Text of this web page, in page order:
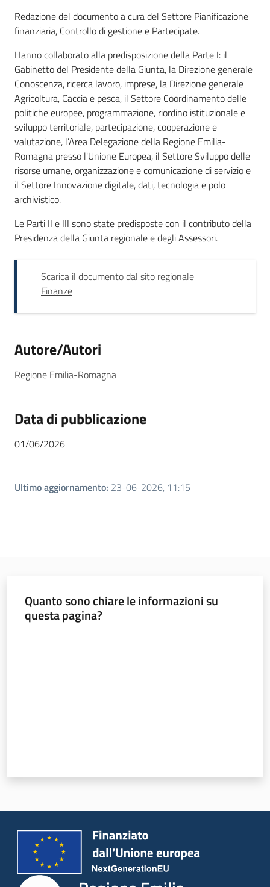
Regione
Emilia-
Romagna
Regione
Novità
Servizi
Leggi Atti Bandi
Argomenti
Redazione del documento a cura del Settore Pianificazione
finanziaria, Controllo di gestione e Partecipate.
Hanno collaborato alla predisposizione della Parte I: il
Gabinetto del Presidente della Giunta, la Direzione generale
Conoscenza, ricerca lavoro, imprese, la Direzione generale
Agricoltura, Caccia e pesca, il Settore Coordinamento delle
politiche europee, programmazione, riordino istituzionale e
sviluppo territoriale, partecipazione, cooperazione e
valutazione, l’Area Delegazione della Regione Emilia-
Romagna presso l'Unione Europea, il Settore Sviluppo delle
risorse umane, organizzazione e comunicazione di servizio e
il Settore Innovazione digitale, dati, tecnologia e polo
archivistico.
Le Parti II e III sono state predisposte con il contributo della
Presidenza della Giunta regionale e degli Assessori.
Scarica il documento dal sito regionale
Finanze
Autore/Autori
Regione Emilia-Romagna
Data di pubblicazione
01/06/2026
Ultimo aggiornamento: 23-06-2026, 11:15
Quanto sono chiare le informazioni su
questa pagina?